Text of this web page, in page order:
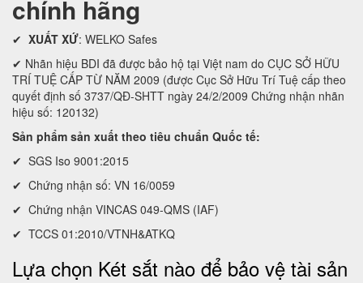
chính hãng
✔ XUẤT XỨ: WELKO Safes
✔ Nhãn hiệu BDI đã được bảo hộ tại Việt nam do CỤC SỞ HỮU
TRÍ TUỆ CẤP TỪ NĂM 2009 (được Cục Sở Hữu Trí Tuệ cấp theo
quyết định số 3737/QĐ-SHTT ngày 24/2/2009 Chứng nhận nhãn
hiệu số: 120132)
Sản phẩm sản xuất theo tiêu chuẩn Quốc tế:
✔ SGS Iso 9001:2015
✔ Chứng nhận số: VN 16/0059
✔ Chứng nhận VINCAS 049-QMS (IAF)
✔ TCCS 01:2010/VTNH&ATKQ
Lựa chọn Két sắt nào để bảo vệ tài sản